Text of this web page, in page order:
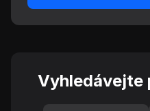
Vyhledávejte